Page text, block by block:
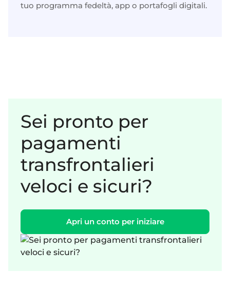
tuo programma fedeltà, app o portafogli digitali.
Sei pronto per
pagamenti
transfrontalieri
veloci e sicuri?
Apri un conto per iniziare